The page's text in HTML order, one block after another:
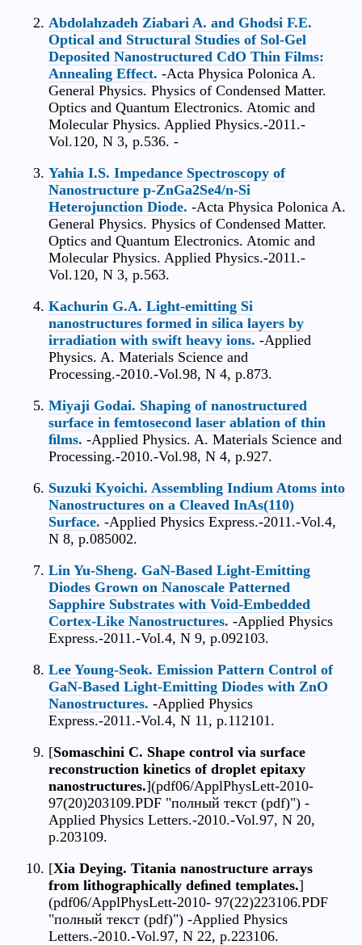
Abdolahzadeh Ziabari A. and Ghodsi F.E.
Optical and Structural Studies of Sol-Gel
Deposited Nanostructured CdO Thin Films:
Annealing Effect. -Acta Physica Polonica A.
General Physics. Physics of Condensed Matter.
Optics and Quantum Electronics. Atomic and
Molecular Physics. Applied Physics.-2011.-
Vol.120, N 3, p.536. -
Yahia I.S. Impedance Spectroscopy of
Nanostructure p-ZnGa2Se4/n-Si
Heterojunction Diode. -Acta Physica Polonica A.
General Physics. Physics of Condensed Matter.
Optics and Quantum Electronics. Atomic and
Molecular Physics. Applied Physics.-2011.-
Vol.120, N 3, p.563.
Kachurin G.A. Light-emitting Si
nanostructures formed in silica layers by
irradiation with swift heavy ions. -Applied
Physics. A. Materials Science and
Processing.-2010.-Vol.98, N 4, p.873.
Miyaji Godai. Shaping of nanostructured
surface in femtosecond laser ablation of thin
ﬁlms. -Applied Physics. A. Materials Science and
Processing.-2010.-Vol.98, N 4, p.927.
Suzuki Kyoichi. Assembling Indium Atoms into
Nanostructures on a Cleaved InAs(110)
Surface. -Applied Physics Express.-2011.-Vol.4,
N 8, p.085002.
Lin Yu-Sheng. GaN-Based Light-Emitting
Diodes Grown on Nanoscale Patterned
Sapphire Substrates with Void-Embedded
Cortex-Like Nanostructures. -Applied Physics
Express.-2011.-Vol.4, N 9, p.092103.
Lee Young-Seok. Emission Pattern Control of
GaN-Based Light-Emitting Diodes with ZnO
Nanostructures. -Applied Physics
Express.-2011.-Vol.4, N 11, p.112101.
[Somaschini C. Shape control via surface
reconstruction kinetics of droplet epitaxy
nanostructures.](pdf06/ApplPhysLett-2010-
97(20)203109.PDF "полный текст (pdf)") -
Applied Physics Letters.-2010.-Vol.97, N 20,
p.203109.
[Xia Deying. Titania nanostructure arrays
from lithographically deﬁned templates.]
(pdf06/ApplPhysLett-2010- 97(22)223106.PDF
"полный текст (pdf)") -Applied Physics
Letters.-2010.-Vol.97, N 22, p.223106.